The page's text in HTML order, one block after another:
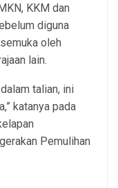
KKM dan
diguna
oleh
lain.
talian, ini
katanya pada
Pemulihan